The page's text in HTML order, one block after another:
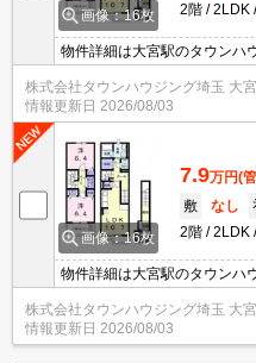
画像：16枚
2階
2LDK
物件詳細は大宮駅のタウンハ
株式会社タウンハウジング埼玉 大
情報更新日 2026/08/03
画像：16枚
7.9万円(
敷
なし
2階
2LDK
物件詳細は大宮駅のタウンハ
株式会社タウンハウジング埼玉 大
情報更新日 2026/08/03